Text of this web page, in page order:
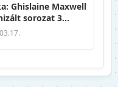
Ghislaine Maxwell
sorozat 3